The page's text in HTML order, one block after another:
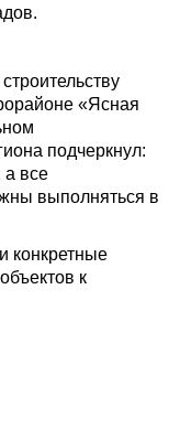
«Ясная
подчеркнул:
а все
выполняться в
конкретные
к